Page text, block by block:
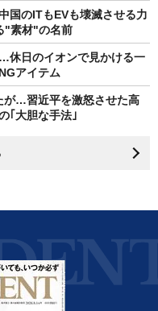
国のITもEVも壊滅させる力
"素材"の名前
休日のイオンで見かける一
アイテム
が…習近平を激怒させた高
｢大胆な手法｣